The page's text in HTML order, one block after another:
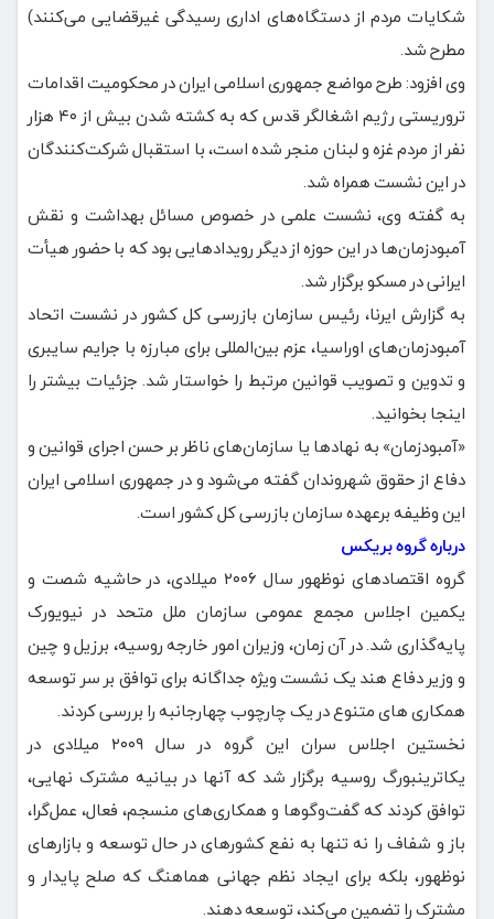
شکایات مردم از دستگاه‌های اداری رسیدگی غیرقضایی می‌کنند)
مطرح شد.
وی افزود: طرح مواضع جمهوری اسلامی ایران در محکومیت اقدامات
تروریستی رژیم اشغالگر قدس که به کشته شدن بیش از ۴۰ هزار
نفر از مردم غزه و لبنان منجر شده است، با استقبال شرکت‌کنندگان
در این نشست همراه شد.
به گفته وی، نشست علمی در خصوص مسائل بهداشت و نقش
آمبودزمان‌ها در این حوزه از دیگر رویدادهایی بود که با حضور هیأت
ایرانی در مسکو برگزار شد.
به گزارش ایرنا، رئیس سازمان بازرسی کل کشور در نشست اتحاد
آمبودزمان‌های اوراسیا، عزم بین‌المللی برای مبارزه با جرایم سایبری
و تدوین و تصویب قوانین مرتبط را خواستار شد. جزئیات بیشتر را
اینجا بخوانید.
«آمبودزمان» به نهادها یا سازمان‌های ناظر بر حسن اجرای قوانین و
دفاع از حقوق شهروندان گفته می‌شود و در جمهوری اسلامی ایران
این وظیفه برعهده سازمان بازرسی کل کشور است.
درباره گروه بریکس
گروه اقتصادهای نوظهور سال ۲۰۰۶ میلادی، در حاشیه شصت و
یکمین اجلاس مجمع عمومی سازمان ملل متحد در نیویورک
پایه‌گذاری شد. در آن زمان، وزیران امور خارجه روسیه، برزیل و چین
و وزیر دفاع هند یک نشست ویژه جداگانه برای توافق بر سر توسعه
همکاری های متنوع در یک چارچوب چهارجانبه را بررسی کردند.
نخستین اجلاس سران این گروه در سال ۲۰۰۹ میلادی در
یکاترینبورگ روسیه برگزار شد که آنها در بیانیه مشترک نهایی،
توافق کردند که گفت‌وگوها و همکاری‌های منسجم، فعال، عمل‌گرا،
باز و شفاف را نه تنها به نفع کشورهای در حال توسعه و بازارهای
نوظهور، بلکه برای ایجاد نظم جهانی هماهنگ که صلح پایدار و
مشترک را تضمین می‌کند، توسعه دهند.